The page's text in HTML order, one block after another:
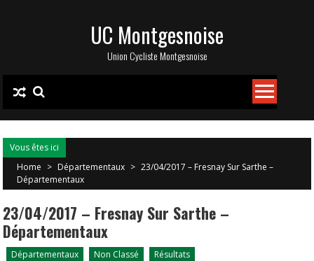
UC Montgesnoise
Union Cycliste Montgesnoise
Vous êtes ici
Home > Départementaux > 23/04/2017 – Fresnay Sur Sarthe –
Départementaux
23/04/2017 – Fresnay Sur Sarthe –
Départementaux
Départementaux Non Classé Résultats